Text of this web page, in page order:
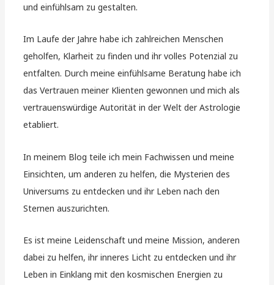
und einfühlsam zu gestalten.
Im Laufe der Jahre habe ich zahlreichen Menschen
geholfen, Klarheit zu finden und ihr volles Potenzial zu
entfalten. Durch meine einfühlsame Beratung habe ich
das Vertrauen meiner Klienten gewonnen und mich als
vertrauenswürdige Autorität in der Welt der Astrologie
etabliert.
In meinem Blog teile ich mein Fachwissen und meine
Einsichten, um anderen zu helfen, die Mysterien des
Universums zu entdecken und ihr Leben nach den
Sternen auszurichten.
Es ist meine Leidenschaft und meine Mission, anderen
dabei zu helfen, ihr inneres Licht zu entdecken und ihr
Leben in Einklang mit den kosmischen Energien zu